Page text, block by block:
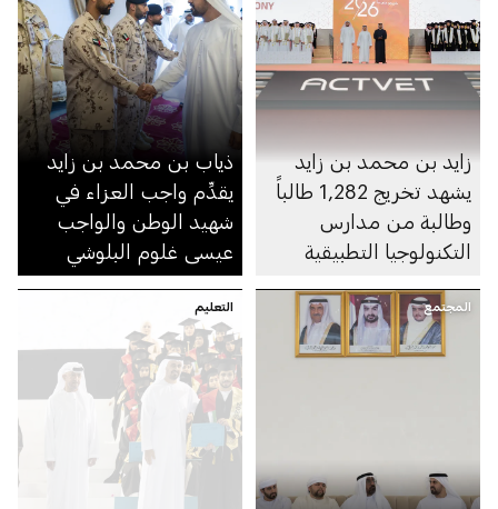
زايد بن محمد بن زايد
يشهد تخريج 1,282 طالباً
وطالبة من مدارس
التكنولوجيا التطبيقية
ذياب بن محمد بن زايد
يقدِّم واجب العزاء في
شهيد الوطن والواجب
عيسى غلوم البلوشي
المجتمع التعليم